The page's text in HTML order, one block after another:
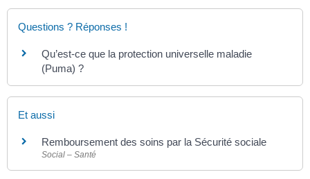
Questions ? Réponses !
Qu’est-ce que la protection universelle maladie
(Puma) ?
Et aussi
Remboursement des soins par la Sécurité sociale
Social – Santé